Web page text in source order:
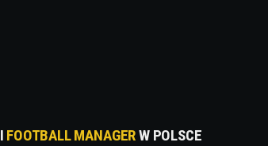
FOOTBALL MANAGERW POLSCE